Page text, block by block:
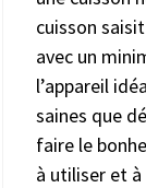
cuisson
avec un
l’appareil
saines que
faire le
à utiliser et